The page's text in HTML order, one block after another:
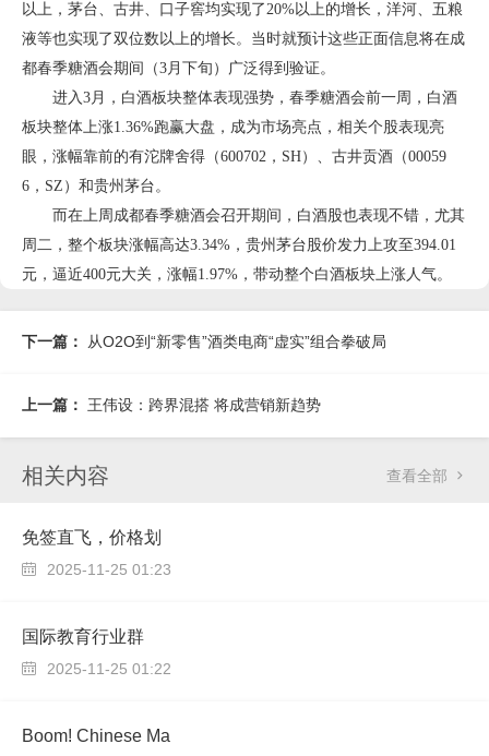
以上，茅台、古井、口子窖均实现了20%以上的增长，洋河、五粮
液等也实现了双位数以上的增长。当时就预计这些正面信息将在成
都春季糖酒会期间（3月下旬）广泛得到验证。
进入3月，白酒板块整体表现强势，春季糖酒会前一周，白酒
板块整体上涨1.36%跑赢大盘，成为市场亮点，相关个股表现亮
眼，涨幅靠前的有沱牌舍得（600702，SH）、古井贡酒（00059
6，SZ）和贵州茅台。
而在上周成都春季糖酒会召开期间，白酒股也表现不错，尤其
周二，整个板块涨幅高达3.34%，贵州茅台股价发力上攻至394.01
元，逼近400元大关，涨幅1.97%，带动整个白酒板块上涨人气。
下一篇： 从O2O到“新零售”酒类电商“虚实”组合拳破局
上一篇： 王伟设：跨界混搭 将成营销新趋势
相关内容 查看全部 
免签直飞，价格划
 2025-11-25 01:23
国际教育行业群
 2025-11-25 01:22
Boom! Chinese Ma